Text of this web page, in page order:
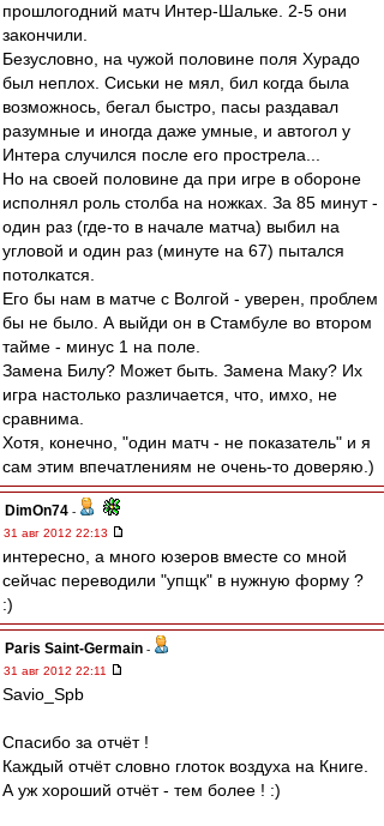
прошлогодний матч Интер-Шальке. 2-5 они
закончили.
Безусловно, на чужой половине поля Хурадо
был неплох. Сиськи не мял, бил когда была
возможнось, бегал быстро, пасы раздавал
разумные и иногда даже умные, и автогол у
Интера случился после его прострела...
Но на своей половине да при игре в обороне
исполнял роль столба на ножках. За 85 минут -
один раз (где-то в начале матча) выбил на
угловой и один раз (минуте на 67) пытался
потолкатся.
Его бы нам в матче с Волгой - уверен, проблем
бы не было. А выйди он в Стамбуле во втором
тайме - минус 1 на поле.
Замена Билу? Может быть. Замена Маку? Их
игра настолько различается, что, имхо, не
сравнима.
Хотя, конечно, "один матч - не показатель" и я
сам этим впечатлениям не очень-то доверяю.)
DimOn74 -
31 авг 2012 22:13
интересно, а много юзеров вместе со мной
сейчас переводили "упщк" в нужную форму ?
:)
Paris Saint-Germain -
31 авг 2012 22:11
Savio_Spb
Спасибо за отчёт !
Каждый отчёт словно глоток воздуха на Книге.
А уж хороший отчёт - тем более ! :)